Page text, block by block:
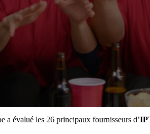
a évalué les 26 principaux fournisseurs d’